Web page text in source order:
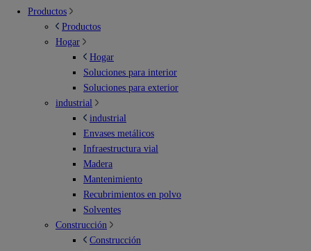
Productos
Productos
Hogar
Hogar
Soluciones para interior
Soluciones para exterior
industrial
industrial
Envases metálicos
Infraestructura vial
Madera
Mantenimiento
Recubrimientos en polvo
Solventes
Construcción
Construcción